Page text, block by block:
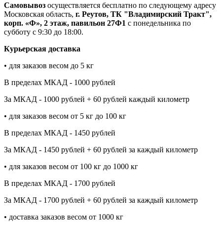
Самовывоз осуществляется бесплатно по следующему адресу
Московская область, г. Реутов, ТК "Владимирский Тракт",
корп. «Ф», 2 этаж, павильон 27Ф1 с понедельника по
субботу с 9:30 до 18:00.
Курьерская доставка
• для заказов весом до 5 кг
В пределах МКАД - 1000 рублей
За МКАД - 1000 рублей + 60 рублей каждый километр
• для заказов весом от 5 кг до 100 кг
В пределах МКАД - 1450 рублей
За МКАД - 1450 рублей + 60 рублей за каждый километр
• для заказов весом от 100 кг до 1000 кг
В пределах МКАД - 1700 рублей
За МКАД - 1700 рублей + 60 рублей за каждый километр
• доставка заказов весом от 1000 кг